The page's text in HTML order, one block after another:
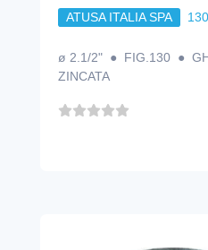
ATUSA ITALIA SPA
ø 2.1/2" ● FIG.130 ●
ZINCATA